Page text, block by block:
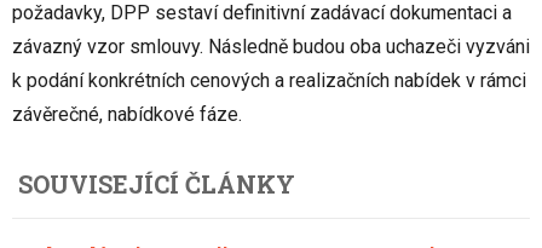
požadavky, DPP sestaví definitivní zadávací dokumentaci a
závazný vzor smlouvy. Následně budou oba uchazeči vyzváni
k podání konkrétních cenových a realizačních nabídek v rámci
závěrečné, nabídkové fáze.
SOUVISEJÍCÍ ČLÁNKY